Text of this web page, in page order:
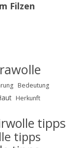
Bedeutung
Herkunft
tipps
tipps